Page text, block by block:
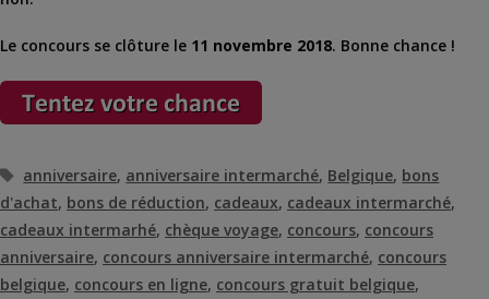
Le concours se clôture le 11 novembre 2018. Bonne chance !
Étiquettes
anniversaire, anniversaire intermarché, Belgique, bons
d'achat, bons de réduction, cadeaux, cadeaux intermarché,
cadeaux intermarhé, chèque voyage, concours, concours
anniversaire, concours anniversaire intermarché, concours
belgique, concours en ligne, concours gratuit belgique,